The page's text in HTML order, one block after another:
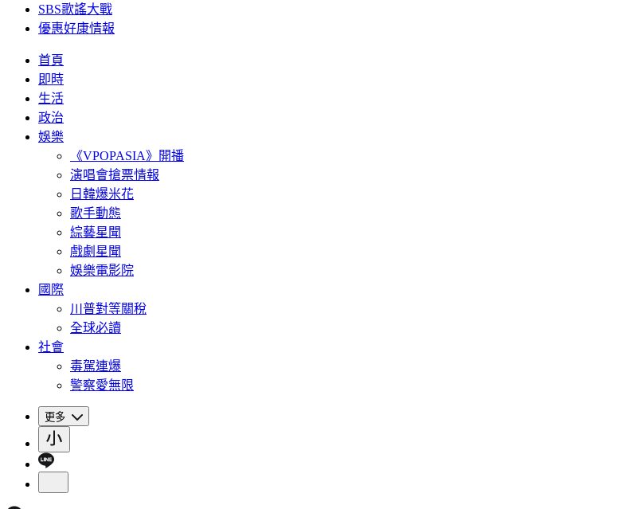
SBS歌謠大戰
優惠好康情報
首頁
即時
生活
政治
娛樂
《VPOPASIA》開播
演唱會搶票情報
日韓爆米花
歌手動態
綜藝星聞
戲劇星聞
娛樂電影院
國際
川普對等關稅
全球必讀
社會
毒駕連爆
警察愛無限
更多